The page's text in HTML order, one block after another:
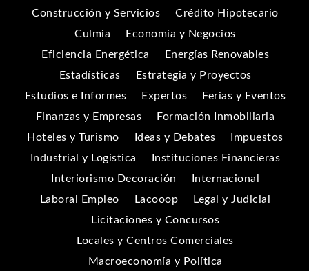
Construcción y Servicios
Crédito Hipotecario
Culmia
Economía y Negocios
Eficiencia Energética
Energías Renovables
Estadísticas
Estrategia y Proyectos
Estudios e Informes
Expertos
Ferias y Eventos
Finanzas y Empresas
Formación Inmobiliaria
Hoteles y Turismo
Ideas y Debates
Impuestos
Industrial y Logística
Instituciones Financieras
Interiorismo Decoración
Internacional
Laboral Empleo
Lacooop
Legal y Judicial
Licitaciones y Concursos
Locales y Centros Comerciales
Macroeconomía y Política